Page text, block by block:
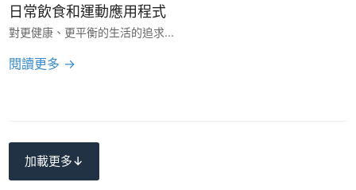
日常飲食和運動應用程式
對更健康、更平衡的生活的追求...
閱讀更多 →
加載更多↓